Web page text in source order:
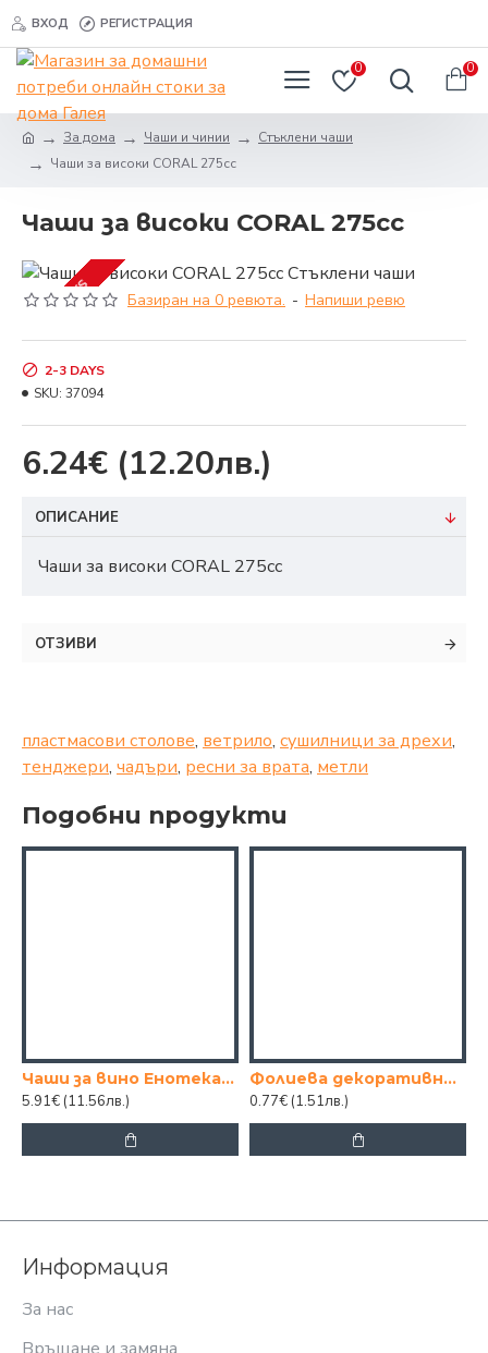
ВХОД РЕГИСТРАЦИЯ
0 0
За дома Чаши и чинии
Стъклени чаши
Чаши за високи CORAL 275cc
Чаши за високи CORAL 275cc
2-3 DAYS Базиран на 0 ревюта. - Напиши ревю
6.24€ (12.20лв.)
2-3 DAYS
SKU: 37094
ОПИСАНИЕ
Чаши за високи CORAL 275cc
ОТЗИВИ
пластмасови столове, ветрило, сушилници за дрехи,
тенджери, чадъри, ресни за врата, метли
Подобни продукти
Чаши за вино Енотека 590мл
5.91€ (11.56лв.)
Фолиева декоративна завеса
0.77€ (1.51лв.)
Информация
За нас